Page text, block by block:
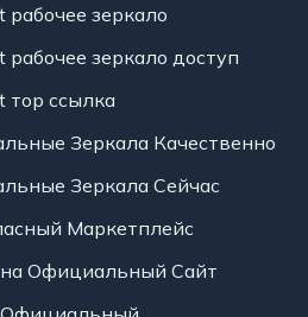
рабочее зеркало
рабочее зеркало доступ
тор ссылка
Зеркала Качественно
Зеркала Сейчас
Маркетплейс
Официальный Сайт